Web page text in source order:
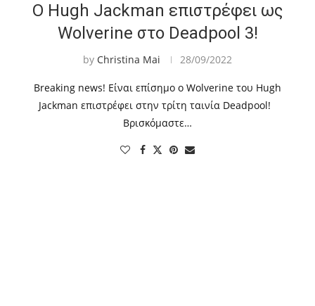
Ο Hugh Jackman επιστρέφει ως
Wolverine στο Deadpool 3!
by Christina Mai 28/09/2022
Breaking news! Είναι επίσημο ο Wolverine του Hugh
Jackman επιστρέφει στην τρίτη ταινία Deadpool!
Βρισκόμαστε…